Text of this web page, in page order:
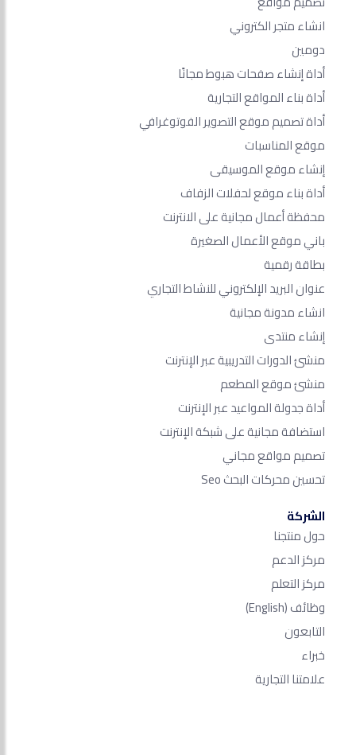
انشاء متجر الكتروني
دومين
أداة إنشاء صفحات هبوط مجانًا
أداة بناء المواقع التجارية
أداة تصميم موقع التصوير الفوتوغرافي
موقع المناسبات
إنشاء موقع الموسيقى
أداة بناء موقع لحفلات الزفاف
محفظة أعمال مجانية على الانترنت
باني موقع الأعمال الصغيرة
بطاقة رقمية
عنوان البريد الإلكتروني للنشاط التجاري
انشاء مدونة مجانية
إنشاء منتدى
منشئ الدورات التدريبية عبر الإنترنت
منشئ موقع المطعم
أداة جدولة المواعيد عبر الإنترنت
استضافة مجانية على شبكة الإنترنت
تصميم مواقع مجاني
تحسين محركات البحث Seo​
الشركة
حول منتجنا
مركز الدعم
مركز التعلم
وظائف(English)
التابعون
خبراء
علامتنا التجارية